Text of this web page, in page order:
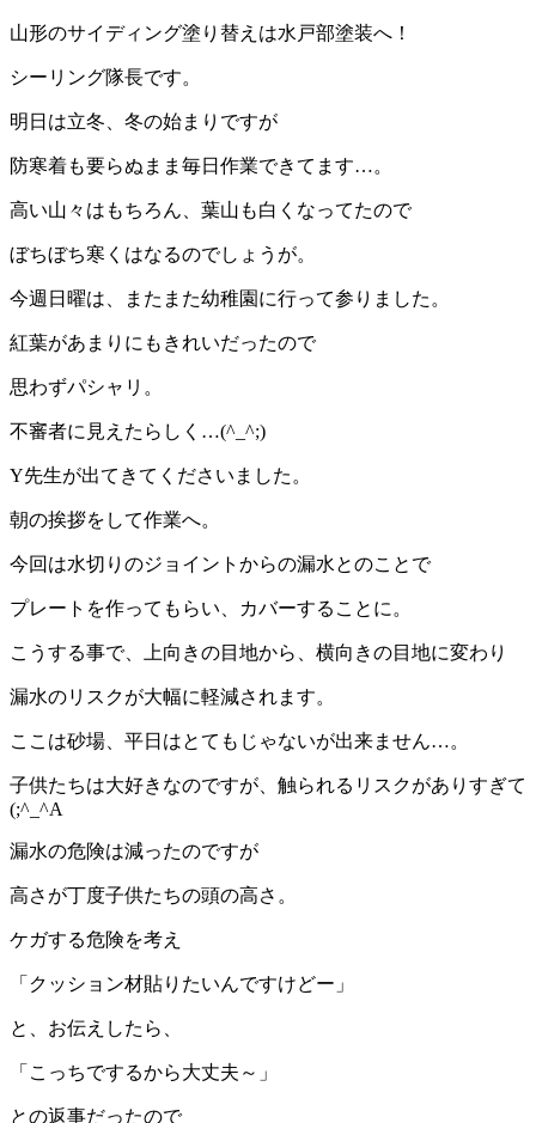
山形のサイディング塗り替えは水戸部塗装へ！
シーリング隊長です。
明日は立冬、冬の始まりですが
防寒着も要らぬまま毎日作業できてます…。
高い山々はもちろん、葉山も白くなってたので
ぼちぼち寒くはなるのでしょうが。
今週日曜は、またまた幼稚園に行って参りました。
紅葉があまりにもきれいだったので
思わずパシャリ。
不審者に見えたらしく…(^_^;)
Y先生が出てきてくださいました。
朝の挨拶をして作業へ。
今回は水切りのジョイントからの漏水とのことで
プレートを作ってもらい、カバーすることに。
こうする事で、上向きの目地から、横向きの目地に変わり
漏水のリスクが大幅に軽減されます。
ここは砂場、平日はとてもじゃないが出来ません…。
子供たちは大好きなのですが、触られるリスクがありすぎて
(;^_^A
漏水の危険は減ったのですが
高さが丁度子供たちの頭の高さ。
ケガする危険を考え
「クッション材貼りたいんですけどー」
と、お伝えしたら、
「こっちでするから大丈夫～」
との返事だったので